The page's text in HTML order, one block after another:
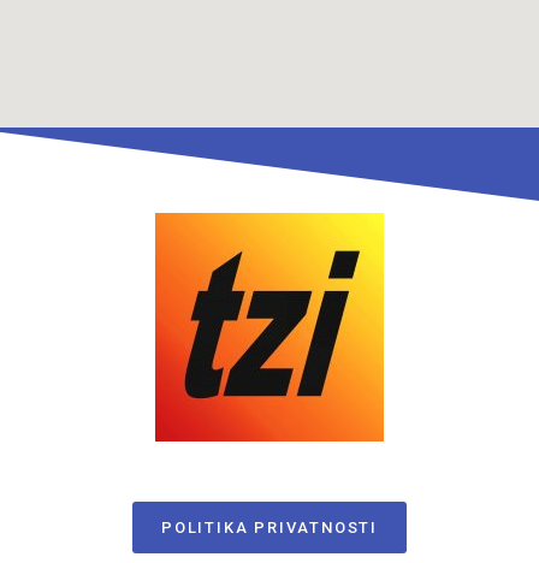
POLITIKA PRIVATNOSTI